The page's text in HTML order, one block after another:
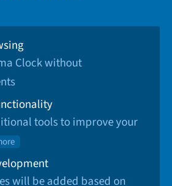
Clock without
tools to improve your
will be added based on